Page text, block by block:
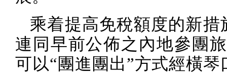
乘着提高免稅額度的新措
連同早前公佈之內地參團
可以“團進團出”方式經橫琴